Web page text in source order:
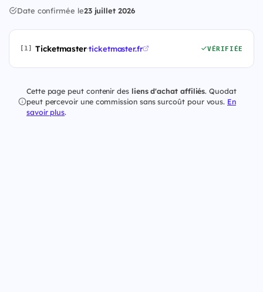
Date confirmée le23 juillet 2026
[1] Ticketmaster·ticketmaster.fr VÉRIFIÉE
Cette page peut contenir des liens d'achat affiliés. Quodat
peut percevoir une commission sans surcoût pour vous. En
savoir plus.